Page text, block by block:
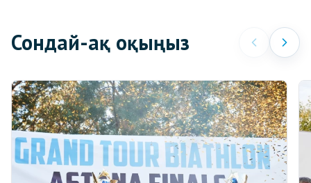
Сондай-ақ оқыңыз